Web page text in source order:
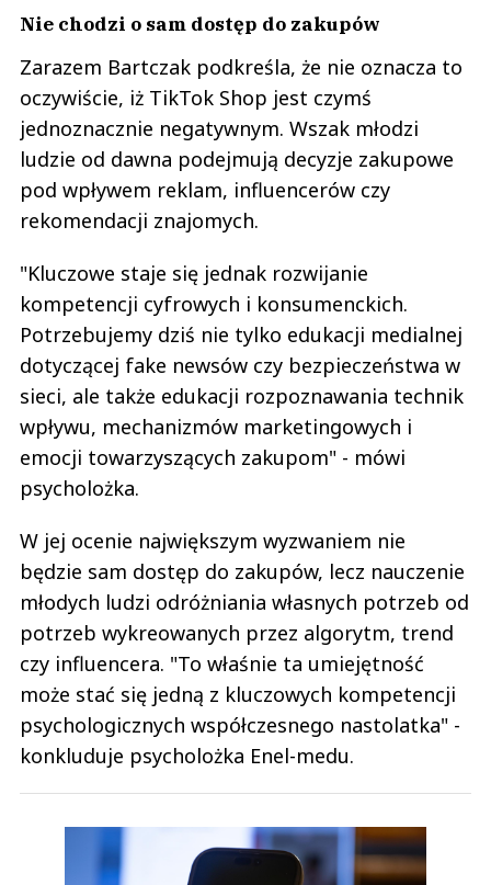
Nie chodzi o sam dostęp do zakupów
Zarazem Bartczak podkreśla, że nie oznacza to
oczywiście, iż TikTok Shop jest czymś
jednoznacznie negatywnym. Wszak młodzi
ludzie od dawna podejmują decyzje zakupowe
pod wpływem reklam, influencerów czy
rekomendacji znajomych.
"Kluczowe staje się jednak rozwijanie
kompetencji cyfrowych i konsumenckich.
Potrzebujemy dziś nie tylko edukacji medialnej
dotyczącej fake newsów czy bezpieczeństwa w
sieci, ale także edukacji rozpoznawania technik
wpływu, mechanizmów marketingowych i
emocji towarzyszących zakupom" - mówi
psycholożka.
W jej ocenie największym wyzwaniem nie
będzie sam dostęp do zakupów, lecz nauczenie
młodych ludzi odróżniania własnych potrzeb od
potrzeb wykreowanych przez algorytm, trend
czy influencera. "To właśnie ta umiejętność
może stać się jedną z kluczowych kompetencji
psychologicznych współczesnego nastolatka" -
konkluduje psycholożka Enel-medu.